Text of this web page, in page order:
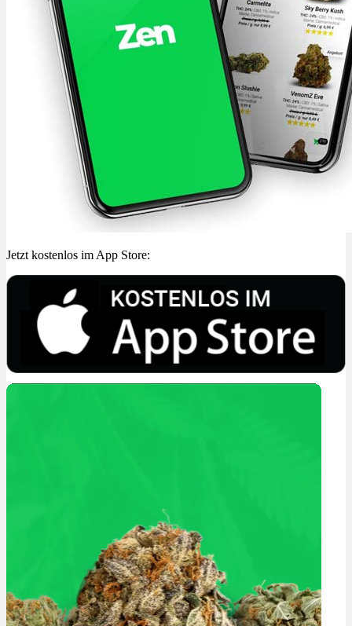
Jetzt kostenlos im App Store: